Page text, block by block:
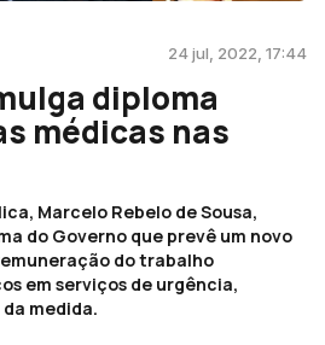
24 jul, 2022, 17:44
diploma
médicas nas
Marcelo Rebelo de Sousa,
do Governo que prevê um novo
do trabalho
em serviços de urgência,
medida.